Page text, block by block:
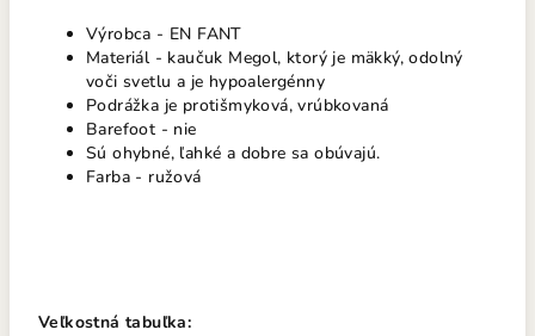
Výrobca - EN FANT
Materiál - kaučuk Megol, ktorý je mäkký, odolný
voči svetlu a je hypoalergénny
Podrážka je protišmyková, vrúbkovaná
Barefoot - nie
Sú ohybné, ľahké a dobre sa obúvajú.
Farba - ružová
Veľkostná tabuľka: